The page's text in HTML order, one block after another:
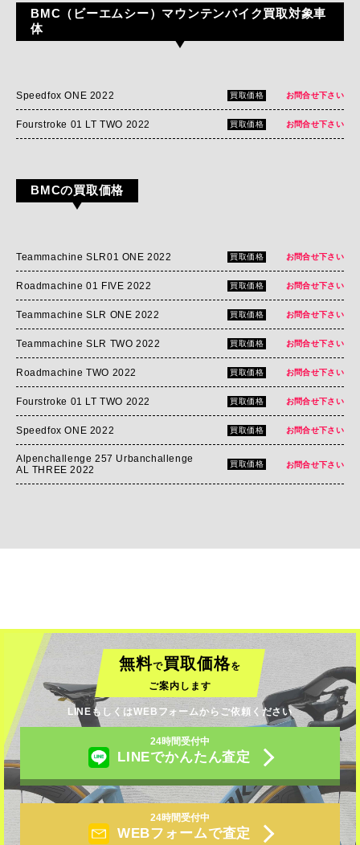
BMC（ビーエムシー）マウンテンバイク買取対象車
体
Speedfox ONE 2022 買取価格 お問合せ下さい
Fourstroke 01 LT TWO 2022 買取価格 お問合せ下さい
BMCの買取価格
Teammachine SLR01 ONE 2022 買取価格 お問合せ下さい
Roadmachine 01 FIVE 2022 買取価格 お問合せ下さい
Teammachine SLR ONE 2022 買取価格 お問合せ下さい
Teammachine SLR TWO 2022 買取価格 お問合せ下さい
Roadmachine TWO 2022 買取価格 お問合せ下さい
Fourstroke 01 LT TWO 2022 買取価格 お問合せ下さい
Speedfox ONE 2022 買取価格 お問合せ下さい
Alpenchallenge 257 Urbanchallenge
AL THREE 2022
買取価格 お問合せ下さい
無料で買取価格を
ご案内します
LINEもしくはWEBフォームからご依頼ください
24時間受付中
LINEでかんたん査定
24時間受付中
WEBフォームで査定